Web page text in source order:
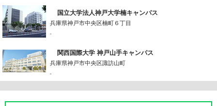
国立大学法人神戸大学楠キャンパス
兵庫県神戸市中央区楠町６丁目
-
関西国際大学 神戸山手キャンパス
兵庫県神戸市中央区諏訪山町
-